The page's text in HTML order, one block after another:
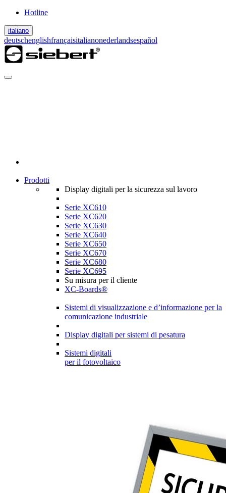
Hotline
italiano
deutschenglishfrançaisitalianonederlandsespañol
Prodotti
Display digitali per la sicurezza sul lavoro
Serie XC610
Serie XC620
Serie XC630
Serie XC640
Serie XC650
Serie XC670
Serie XC680
Serie XC695
Su misura per il cliente
XC-Boards®
Sistemi di visualizzazione e d’informazione per la
comunicazione industriale
Display digitali per sistemi di pesatura
Sistemi digitali
per il fotovoltaico